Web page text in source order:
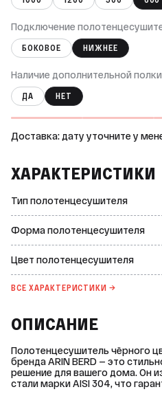
Подключение
БОКОВОЕ НИЖНЕЕ
Наличие дополнительной
ДА НЕТ
Доставка: дату уточните у
ХАРАКТЕРИСТИКИ
Тип полотенцесушителя
Форма полотенцесушителя
Цвет полотенцесушителя
ВСЕ ХАРАКТЕРИСТИКИ →
ОПИСАНИЕ
Полотенцесушитель чёрного
бренда ARIN BERD — это
решение для вашего дома. Он
стали марки AISI 304, что